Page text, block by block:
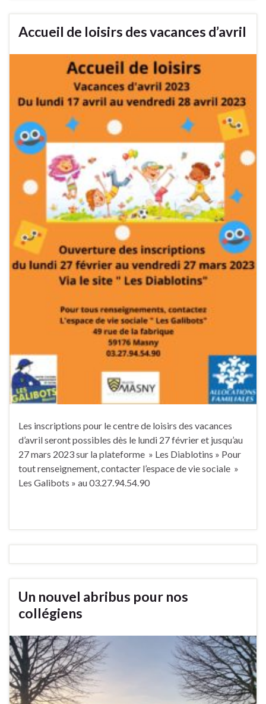
Accueil de loisirs des vacances d’avril
Les inscriptions pour le centre de loisirs des vacances
d’avril seront possibles dès le lundi 27 février et jusqu’au
27 mars 2023 sur la plateforme » Les Diablotins » Pour
tout renseignement, contacter l’espace de vie sociale »
Les Galibots » au 03.27.94.54.90
Un nouvel abribus pour nos
collégiens